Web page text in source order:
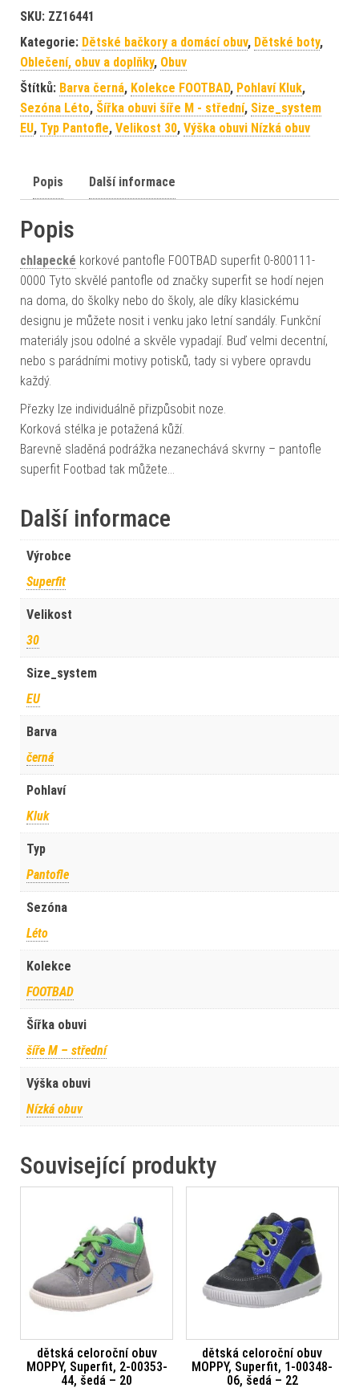
SKU: ZZ16441
Kategorie: Dětské bačkory a domácí obuv, Dětské boty,
Oblečení, obuv a doplňky, Obuv
Štítků: Barva černá, Kolekce FOOTBAD, Pohlaví Kluk,
Sezóna Léto, Šířka obuvi šíře M - střední, Size_system
EU, Typ Pantofle, Velikost 30, Výška obuvi Nízká obuv
Popis Další informace
Popis
chlapecké korkové pantofle FOOTBAD superfit 0-800111-
0000 Tyto skvělé pantofle od značky superfit se hodí nejen
na doma, do školky nebo do školy, ale díky klasickému
designu je můžete nosit i venku jako letní sandály. Funkční
materiály jsou odolné a skvěle vypadají. Buď velmi decentní,
nebo s parádními motivy potisků, tady si vybere opravdu
každý.
Přezky lze individuálně přizpůsobit noze.
Korková stélka je potažená kůží.
Barevně sladěná podrážka nezanechává skvrny – pantofle
superfit Footbad tak můžete…
Další informace
Výrobce
Superfit
Velikost
30
Size_system
EU
Barva
černá
Pohlaví
Kluk
Typ
Pantofle
Sezóna
Léto
Kolekce
FOOTBAD
Šířka obuvi
šíře M – střední
Výška obuvi
Nízká obuv
Související produkty
dětská celoroční obuv
MOPPY, Superfit, 2-00353-
44, šedá – 20
dětská celoroční obuv
MOPPY, Superfit, 1-00348-
06, šedá – 22